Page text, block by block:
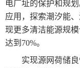
电厂址的保护和规
应用，探索潮汐能
现更多清洁能源规
达到70%。
实现源网荷储